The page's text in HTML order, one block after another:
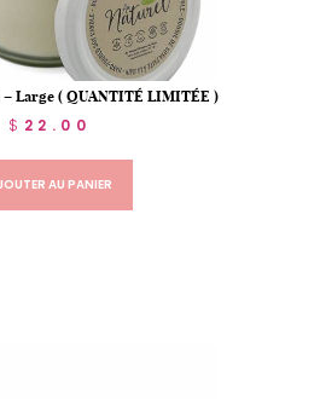
– Large ( QUANTITÉ LIMITÉE )
$ 22.00
AU PANIER